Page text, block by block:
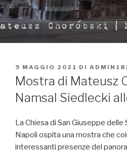
PUBBLICATO
IL
9 MAGGIO 2021 DI
Mostra di Mateusz
Namsal Siedlecki
La Chiesa di San Giuseppe
Napoli ospita una mostra che
interessanti presenze del